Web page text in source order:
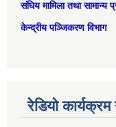
संघिय मामिला तथा सामान्‍य
केन्द्रीय पञ्जिकरण विभाग
रेडियो